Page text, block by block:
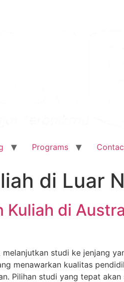
Programs
di Luar
Kuliah di
melanjutkan studi ke jenjang
menawarkan kualitas
Pilihan studi yang tepat